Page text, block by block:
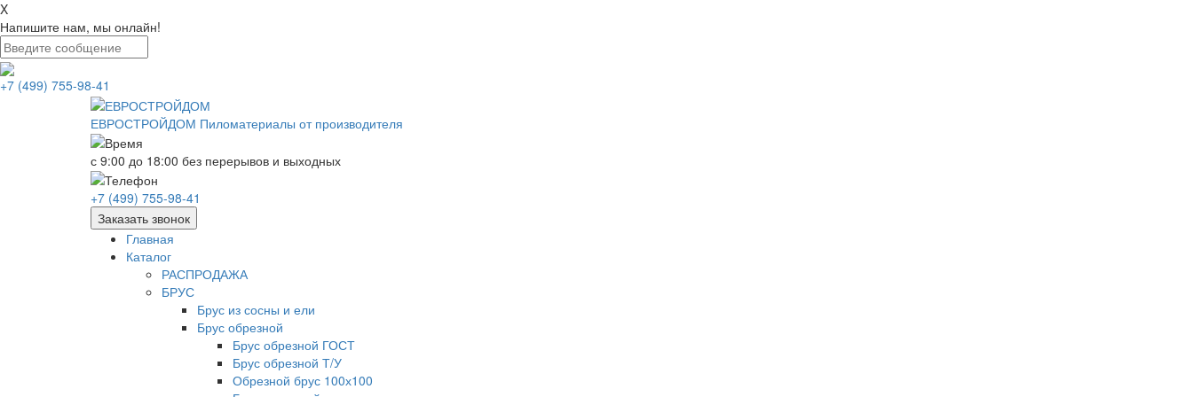
X
Напишите нам, мы онлайн!
+7 (499) 755-98-41
ЕВРОСТРОЙДОМ Пиломатериалы от производителя
с 9:00 до 18:00 без перерывов и выходных
+7 (499) 755-98-41
Заказать звонок
Главная
Каталог
РАСПРОДАЖА
БРУС
Брус из сосны и ели
Брус обрезной
Брус обрезной ГОСТ
Брус обрезной Т/У
Обрезной брус 100х100